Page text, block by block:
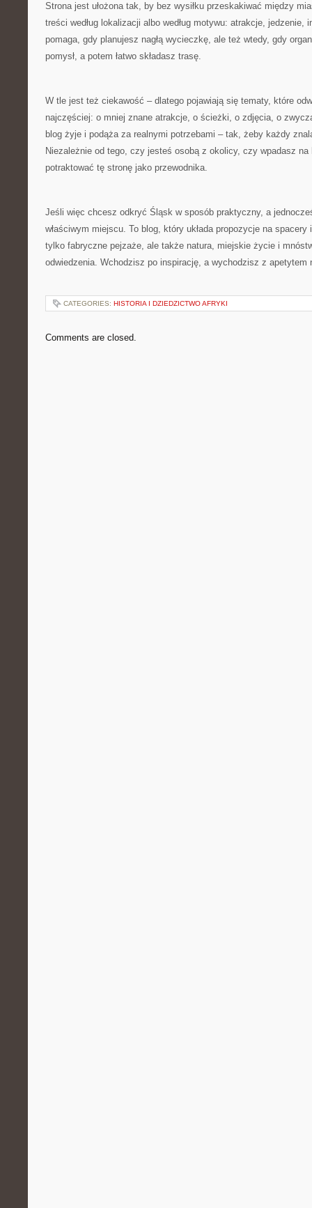
Strona jest ułożona tak, by bez wysiłku przeskakiwać między
treści według lokalizacji albo według motywu: atrakcje, jedzenie,
pomaga, gdy planujesz nagłą wycieczkę, ale też wtedy, gdy
pomysł, a potem łatwo składasz trasę.
W tle jest też ciekawość – dlatego pojawiają się tematy, które
najczęściej: o mniej znane atrakcje, o ścieżki, o zdjęcia, o
blog żyje i podąża za realnymi potrzebami – tak, żeby każdy
Niezależnie od tego, czy jesteś osobą z okolicy, czy wpadasz
potraktować tę stronę jako przewodnika.
Jeśli więc chcesz odkryć Śląsk w sposób praktyczny, a
właściwym miejscu. To blog, który układa propozycje na
tylko fabryczne pejzaże, ale także natura, miejskie życie i
odwiedzenia. Wchodzisz po inspirację, a wychodzisz z apetytem
CATEGORIES: HISTORIA I DZIEDZICTWO AFRYKI
Comments are closed.